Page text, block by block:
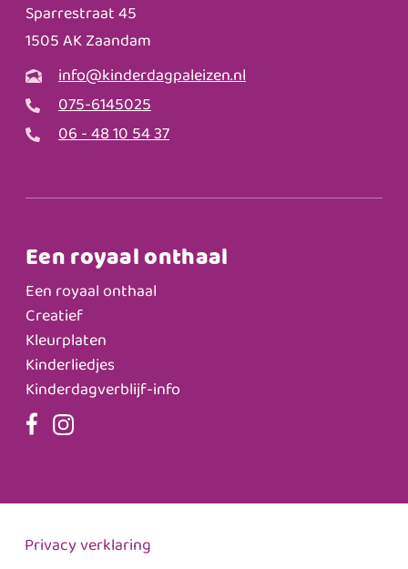
Sparrestraat 45
1505 AK Zaandam
info@kinderdagpaleizen.nl
075-6145025
06 - 48 10 54 37
Een royaal onthaal
Een royaal onthaal
Creatief
Kleurplaten
Kinderliedjes
Kinderdagverblijf-info
Privacy verklaring